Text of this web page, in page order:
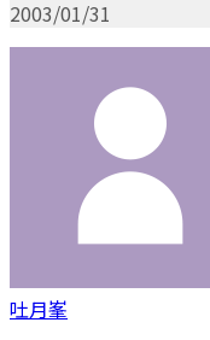
2003/01/31
吐月峯